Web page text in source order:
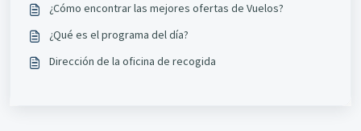
¿Cómo encontrar las mejores ofertas de Vuelos?
¿Qué es el programa del día?
Dirección de la oficina de recogida